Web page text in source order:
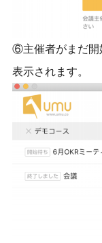
⑥主催者がまだ開
表示されます。